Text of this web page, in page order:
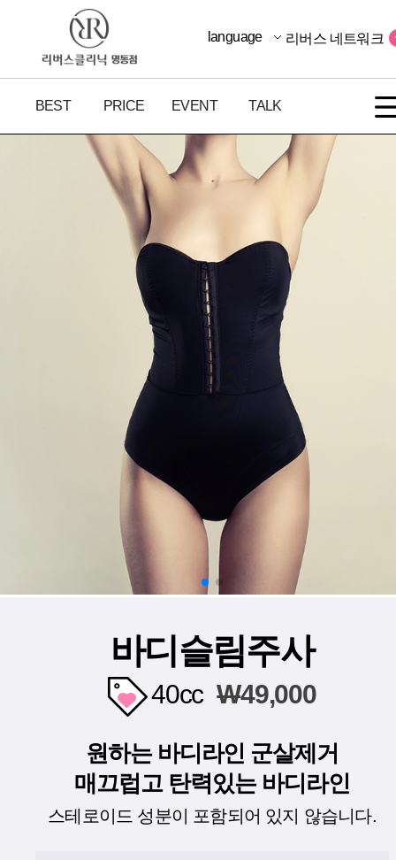
BEST PRICE EVENT TALK
language 리버스 네트워크
바디슬림주사
40cc W49,000
원하는 바디라인 군살제거
매끄럽고 탄력있는 바디라인
스테로이드 성분이 포함되어 있지 않습니다.